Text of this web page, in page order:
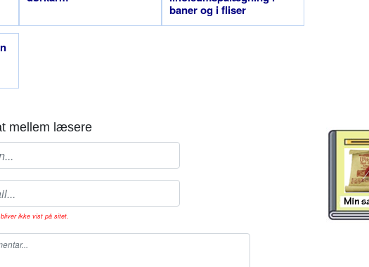
baner og i fliser
mellem læsere
ikke vist på sitet.